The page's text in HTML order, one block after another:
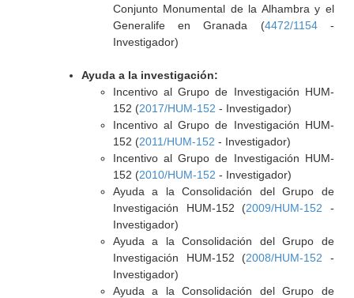
Conjunto Monumental de la Alhambra y el
Generalife en Granada (4472/1154-
Investigador)
Ayuda a la investigación:
Incentivo al Grupo de Investigación HUM-
152 (2017/HUM-152 - Investigador)
Incentivo al Grupo de Investigación HUM-
152 (2011/HUM-152 - Investigador)
Incentivo al Grupo de Investigación HUM-
152 (2010/HUM-152 - Investigador)
Ayuda a la Consolidación del Grupo de
Investigación HUM-152 (2009/HUM-152 -
Investigador)
Ayuda a la Consolidación del Grupo de
Investigación HUM-152 (2008/HUM-152 -
Investigador)
Ayuda a la Consolidación del Grupo de